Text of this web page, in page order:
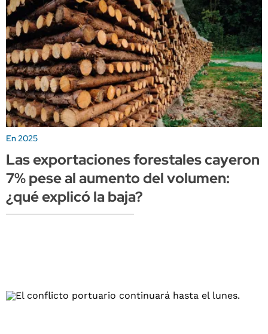
En 2025
Las exportaciones forestales cayeron
7% pese al aumento del volumen:
¿qué explicó la baja?